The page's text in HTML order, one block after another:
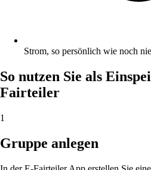
Strom, so persönlich wie noch nie
So nutzen Sie als
Fairteiler
1
Gruppe anlegen